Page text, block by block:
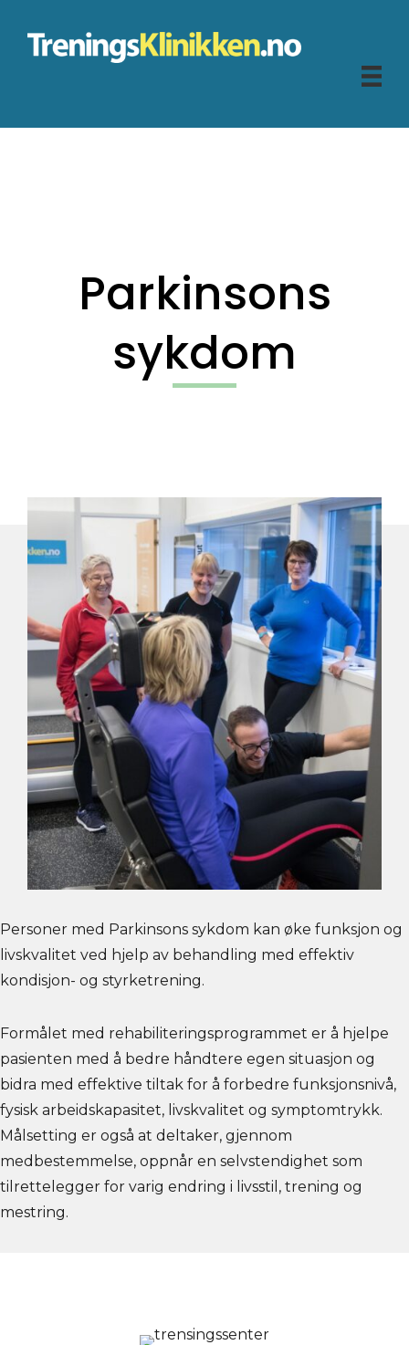
Parkinsons
sykdom
Personer med Parkinsons sykdom kan øke funksjon og
livskvalitet ved hjelp av behandling med effektiv
kondisjon- og styrketrening.
Formålet med rehabiliteringsprogrammet er å hjelpe
pasienten med å bedre håndtere egen situasjon og
bidra med effektive tiltak for å forbedre funksjonsnivå,
fysisk arbeidskapasitet, livskvalitet og symptomtrykk.
Målsetting er også at deltaker, gjennom
medbestemmelse, oppnår en selvstendighet som
tilrettelegger for varig endring i livsstil, trening og
mestring.